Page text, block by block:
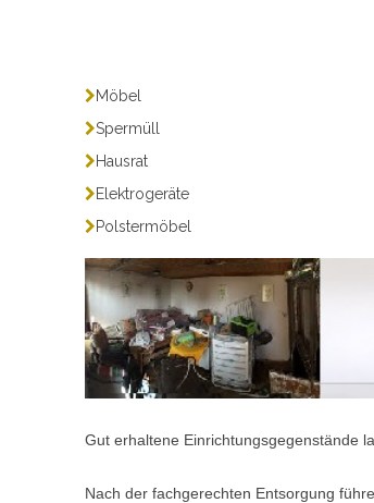
Möbel
Spermüll
Hausrat
Elektrogeräte
Polstermöbel
Gut erhaltene Einrichtungsgegenstände
Nach der fachgerechten Entsorgung